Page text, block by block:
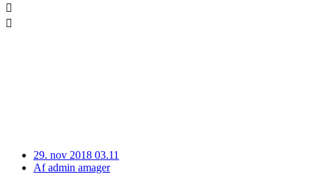
29. nov 2018 03.11
Afadmin amager